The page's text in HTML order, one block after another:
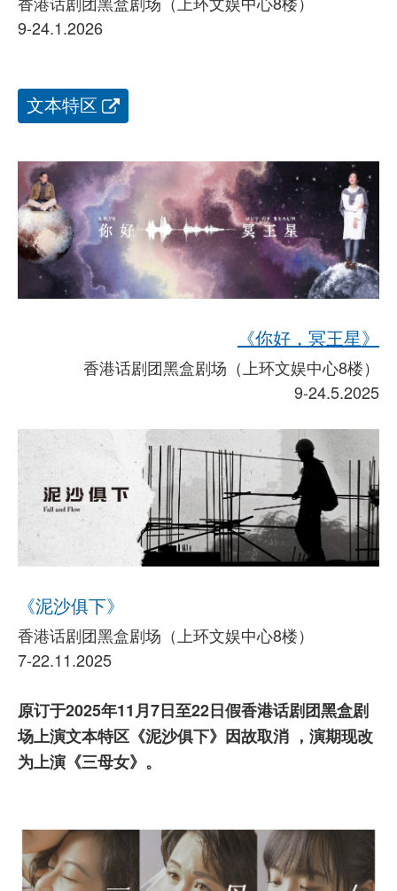
9-24.1.2026
文本特区
《你好，冥王星》
香港话剧团黑盒剧场（上环文娱中心8楼）
9-24.5.2025
《泥沙俱下》
香港话剧团黑盒剧场（上环文娱中心8楼）
7-22.11.2025
原订于2025年11月7日至22日假香港话剧团黑盒剧
场上演文本特区《泥沙俱下》因故取消 ，演期现改
为上演《三母女》。